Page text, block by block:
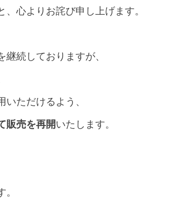
心よりお詫び申し上げます。
続しておりますが、
ただけるよう、
販売を再開いたします。